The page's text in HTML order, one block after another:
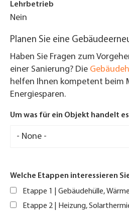
Lehrbetrieb
Nein
Planen Sie eine
Haben Sie Fragen zum
einer Sanierung? Die
helfen Ihnen kompetent beim
Energiesparen.
Um was für ein Objekt handelt es
Welche Etappen interessieren
Etappe 1 | Gebäudehülle,
Etappe 2 | Heizung,